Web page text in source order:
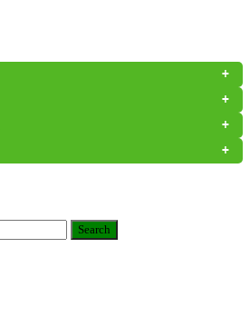
Search